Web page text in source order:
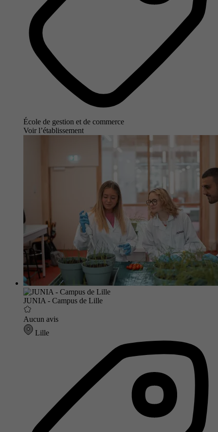
École de gestion et de commerce
Voir l’établissement
JUNIA - Campus de Lille
Aucun avis
Lille